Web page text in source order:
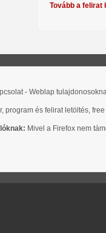
Tovább a felirat
- Weblap
program és felirat letöltés,
Mivel a Firefox nem